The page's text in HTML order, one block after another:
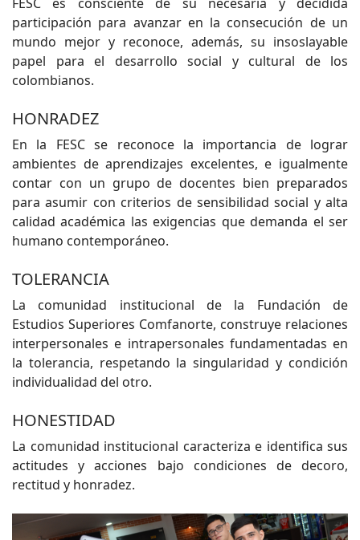
participación para avanzar en la consecución de un
mundo mejor y reconoce, además, su insoslayable
papel para el desarrollo social y cultural de los
colombianos.
HONRADEZ
En la FESC se reconoce la importancia de lograr
ambientes de aprendizajes excelentes, e igualmente
contar con un grupo de docentes bien preparados
para asumir con criterios de sensibilidad social y alta
calidad académica las exigencias que demanda el ser
humano contemporáneo.
TOLERANCIA
La comunidad institucional de la Fundación de
Estudios Superiores Comfanorte, construye relaciones
interpersonales e intrapersonales fundamentadas en
la tolerancia, respetando la singularidad y condición
individualidad del otro.
HONESTIDAD
La comunidad institucional caracteriza e identifica sus
actitudes y acciones bajo condiciones de decoro,
rectitud y honradez.